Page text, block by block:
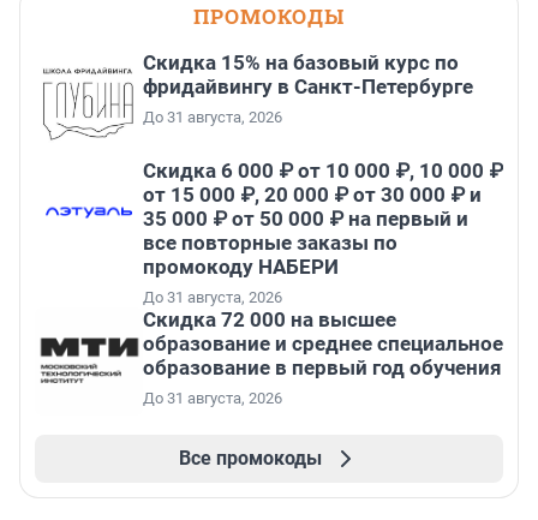
ПРОМОКОДЫ
Скидка 15% на базовый курс по
фридайвингу в Санкт-Петербурге
До 31 августа, 2026
Скидка 6 000 ₽ от 10 000 ₽, 10 000 ₽
от 15 000 ₽, 20 000 ₽ от 30 000 ₽ и
35 000 ₽ от 50 000 ₽ на первый и
все повторные заказы по
промокоду НАБЕРИ
До 31 августа, 2026
Скидка 72 000 на высшее
образование и среднее специальное
образование в первый год обучения
До 31 августа, 2026
Все промокоды